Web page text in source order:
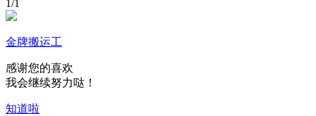
1/1
金牌搬运工
感谢您的喜欢
我会继续努力哒！
知道啦